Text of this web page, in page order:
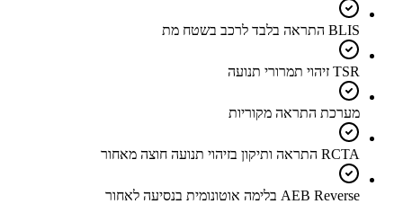
BLIS התראה בלבד לרכב בשטח מת
TSR זיהוי תמרורי תנועה
מערכת התראה מקוריות
RCTA התראה ותיקון בזיהוי תנועה חוצה מאחור
AEB Reverse בלימה אוטונומית בנסיעה לאחור